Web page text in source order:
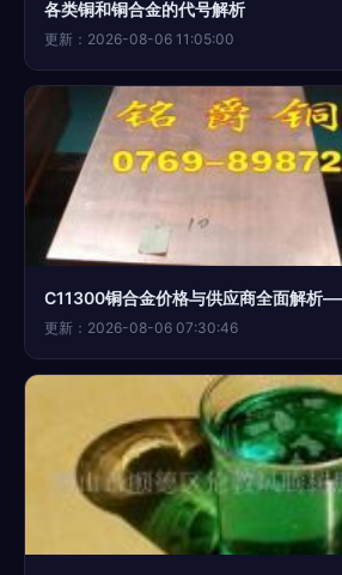
各类铜和铜合金的代号解析
更新：2026-08-06 11:05:00
更新：2026-08-06 07:30:46